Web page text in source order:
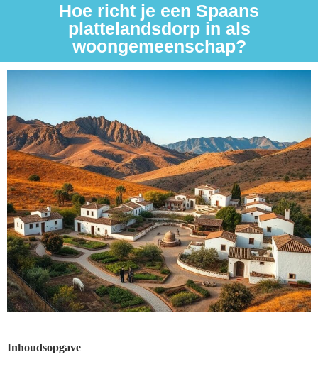
Hoe richt je een Spaans
plattelandsdorp in als
woongemeenschap?
Inhoudsopgave